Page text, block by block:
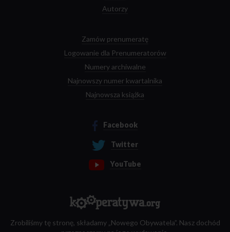
Autorzy
Zamów prenumeratę
Logowanie dla Prenumeratorów
Numery archiwalne
Najnowszy numer kwartalnika
Najnowsza książka
Facebook
Twitter
YouTube
Zrobiliśmy tę stronę, składamy „Nowego Obywatela”. Nasz dochód